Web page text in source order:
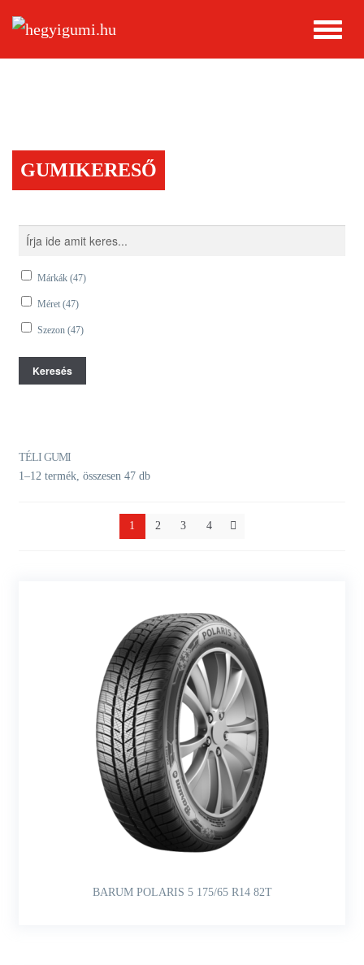
GUMIKERESŐ
TÉLI GUMI
1–12 termék, összesen 47 db
1 2 3 4
BARUM POLARIS 5 175/65 R14 82T
Márkák (47)
Méret (47)
Szezon (47)
Keresés